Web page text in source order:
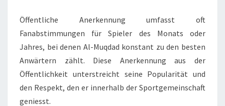
Öffentliche Anerkennung umfasst oft
Fanabstimmungen für Spieler des Monats oder
Jahres, bei denen Al-Muqdad konstant zu den besten
Anwärtern zählt. Diese Anerkennung aus der
Öffentlichkeit unterstreicht seine Popularität und
den Respekt, den er innerhalb der Sportgemeinschaft
geniesst.